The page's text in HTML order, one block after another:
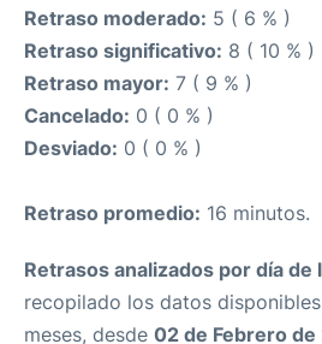
Retraso moderado: 5 ( 6 % )
Retraso significativo: 8 ( 10 % )
Retraso mayor: 7 ( 9 % )
Cancelado: 0 ( 0 % )
Desviado: 0 ( 0 % )
Retraso promedio: 16 minutos.
Retrasos analizados por día de
recopilado los datos
meses, desde 02 de Febrero de